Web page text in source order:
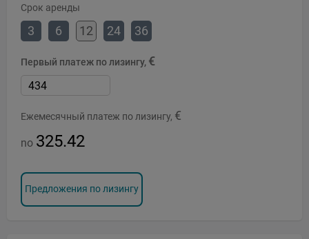
Срок аренды
3 6 12 24 36
Первый платеж по лизингу, €
Ежемесячный платеж по лизингу, €
no 325.42
Предложения по лизингу